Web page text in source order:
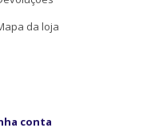
da loja
conta